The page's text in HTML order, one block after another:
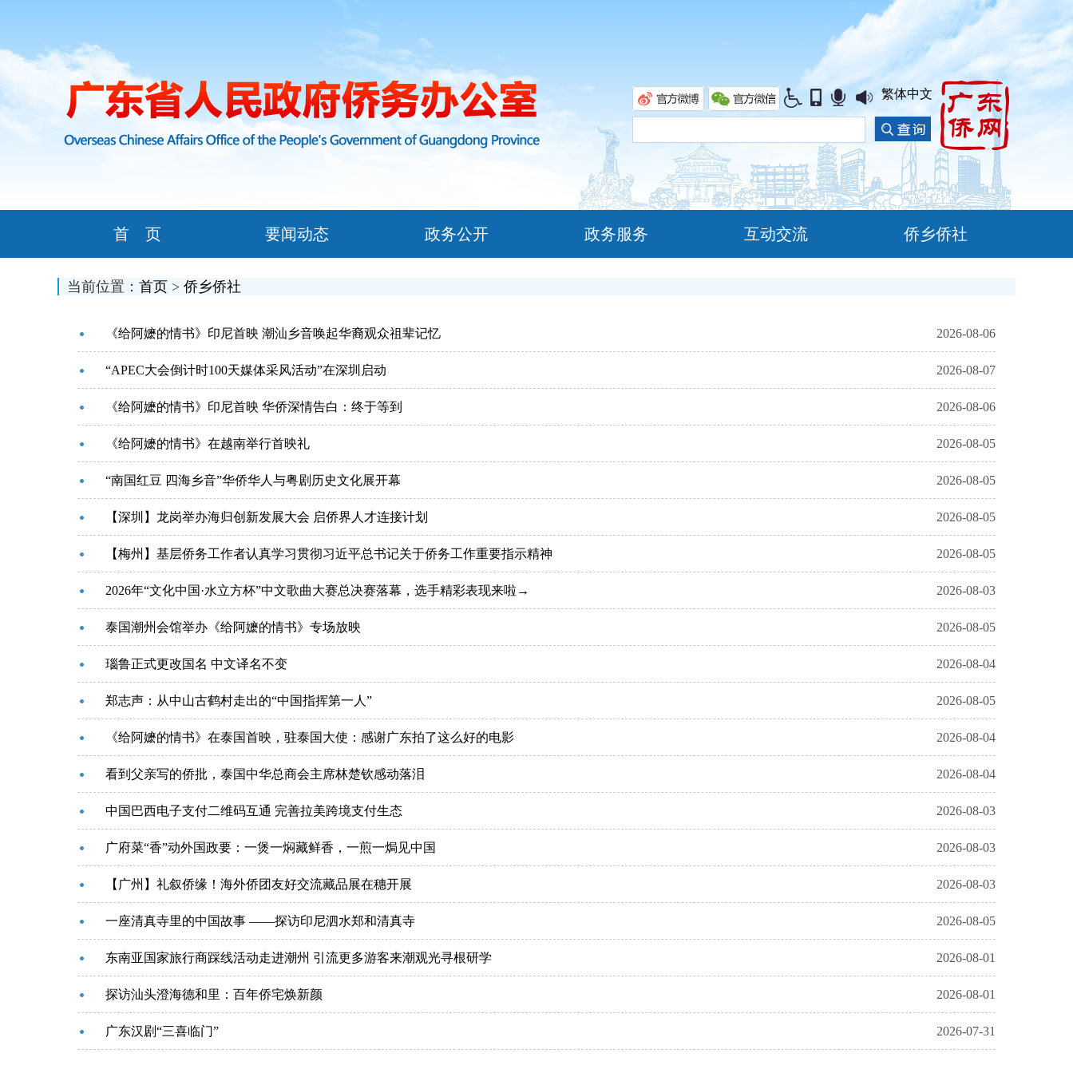
繁体中文
首 页 要闻动态 政务公开 政务服务 互动交流 侨乡侨社
当前位置： 首页 > 侨乡侨社
《给阿嬷的情书》印尼首映 潮汕乡音唤起华裔观众祖辈记忆 2026-08-06
“APEC大会倒计时100天媒体采风活动”在深圳启动 2026-08-07
《给阿嬷的情书》印尼首映 华侨深情告白：终于等到 2026-08-06
《给阿嬷的情书》在越南举行首映礼 2026-08-05
“南国红豆 四海乡音”华侨华人与粤剧历史文化展开幕 2026-08-05
【深圳】龙岗举办海归创新发展大会 启侨界人才连接计划 2026-08-05
【梅州】基层侨务工作者认真学习贯彻习近平总书记关于侨务工作重要指示精神 2026-08-05
2026年“文化中国·水立方杯”中文歌曲大赛总决赛落幕，选手精彩表现来啦→ 2026-08-03
泰国潮州会馆举办《给阿嬷的情书》专场放映 2026-08-05
瑙鲁正式更改国名 中文译名不变 2026-08-04
郑志声：从中山古鹤村走出的“中国指挥第一人” 2026-08-05
《给阿嬷的情书》在泰国首映，驻泰国大使：感谢广东拍了这么好的电影 2026-08-04
看到父亲写的侨批，泰国中华总商会主席林楚钦感动落泪 2026-08-04
中国巴西电子支付二维码互通 完善拉美跨境支付生态 2026-08-03
广府菜“香”动外国政要：一煲一焖藏鲜香，一煎一焗见中国 2026-08-03
【广州】礼叙侨缘！海外侨团友好交流藏品展在穗开展 2026-08-03
一座清真寺里的中国故事 ——探访印尼泗水郑和清真寺 2026-08-05
东南亚国家旅行商踩线活动走进潮州 引流更多游客来潮观光寻根研学 2026-08-01
探访汕头澄海德和里：百年侨宅焕新颜 2026-08-01
广东汉剧“三喜临门” 2026-07-31